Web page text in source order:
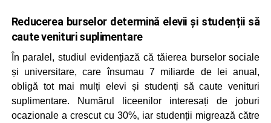
Reducerea burselor determină elevii și studenții să
caute venituri suplimentare
În paralel, studiul evidențiază că tăierea burselor sociale
și universitare, care însumau 7 miliarde de lei anual,
obligă tot mai mulți elevi și studenți să caute venituri
suplimentare. Numărul liceenilor interesați de joburi
ocazionale a crescut cu 30%, iar studenții migrează către